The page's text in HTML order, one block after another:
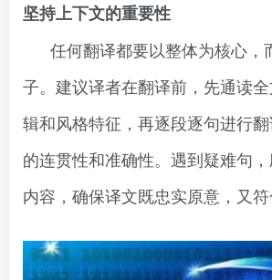
坚持上下文的重要性
任何翻译都要以整体为核心，
子。建议译者在翻译前，先通读
辑和风格特征，再逐段逐句进行
的连贯性和准确性。遇到疑难句
内容，确保译文既忠实原意，又符